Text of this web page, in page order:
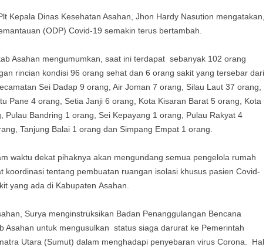
Kepala Dinas Kesehatan Asahan, Jhon Hardy Nasution mengatakan,
(ODP) Covid-19 semakin terus bertambah.
Asahan mengumumkan, saat ini terdapat sebanyak 102 orang
rincian kondisi 96 orang sehat dan 6 orang sakit yang tersebar dari
Sei Dadap 9 orang, Air Joman 7 orang, Silau Laut 37 orang,
Pane 4 orang, Setia Janji 6 orang, Kota Kisaran Barat 5 orang, Kota
Pulau Bandring 1 orang, Sei Kepayang 1 orang, Pulau Rakyat 4
Tanjung Balai 1 orang dan Simpang Empat 1 orang.
waktu dekat pihaknya akan mengundang semua pengelola rumah
koordinasi tentang pembuatan ruangan isolasi khusus pasien Covid-
yang ada di Kabupaten Asahan.
Surya menginstruksikan Badan Penanggulangan Bencana
Asahan untuk mengusulkan status siaga darurat ke Pemerintah
Utara (Sumut) dalam menghadapi penyebaran virus Corona. Hal